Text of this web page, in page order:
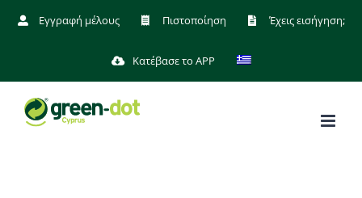
ΜετάβασηΕγγραφή μέλους Πιστοποίηση Έχεις εισήγηση;
Κατέβασε το APP